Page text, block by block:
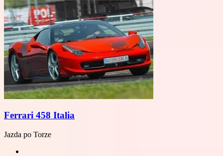
Ferrari 458 Italia
Jazda po Torze